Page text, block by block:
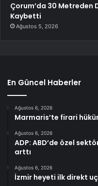
Çorum’da 30 Metreden
Kaybetti
Ağustos 5, 2026
En Güncel Haberler
Ağustos 6, 2026
Marmaris’te firari
Ağustos 6, 2026
ADP: ABD’de özel
arttı
Ağustos 6, 2026
İzmir heyeti ilk direkt